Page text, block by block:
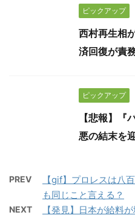
ピックアップ
西村再生相
済回復が責務
ピックアップ
【悲報】『
悪の結末を
PREV
【gif】プロレスは八
も同じこと言える？
NEXT
【発見】日本が給料